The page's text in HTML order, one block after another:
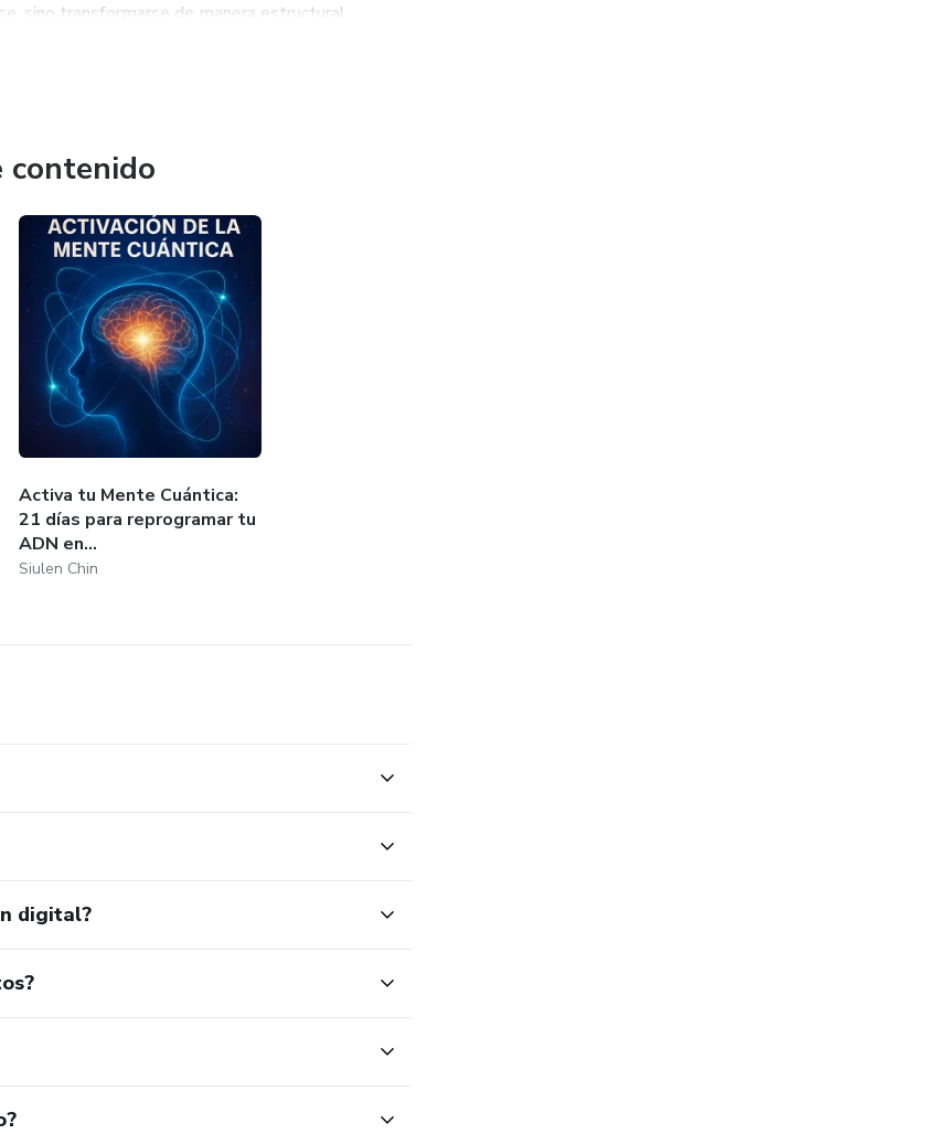
sino transformarse de manera estructural.
contenido
Activa tu Mente Cuántica:
21 días para reprogramar tu
ADN en...
Siulen Chin
digital?